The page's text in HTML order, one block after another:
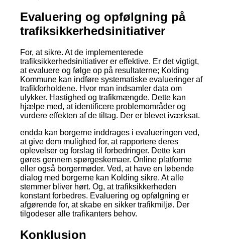
Evaluering og opfølgning på
trafiksikkerhedsinitiativer
For, at sikre. At de implementerede
trafiksikkerhedsinitiativer er effektive. Er det vigtigt,
at evaluere og følge op på resultaterne; Kolding
Kommune kan indføre systematiske evalueringer af
trafikforholdene. Hvor man indsamler data om
ulykker. Hastighed og trafikmængde. Dette kan
hjælpe med, at identificere problemområder og
vurdere effekten af de tiltag. Der er blevet iværksat.
endda kan borgerne inddrages i evalueringen ved,
at give dem mulighed for, at rapportere deres
oplevelser og forslag til forbedringer. Dette kan
gøres gennem spørgeskemaer. Online platforme
eller også borgermøder. Ved, at have en løbende
dialog med borgerne kan Kolding sikre. At alle
stemmer bliver hørt. Og, at trafiksikkerheden
konstant forbedres. Evaluering og opfølgning er
afgørende for, at skabe en sikker trafikmiljø. Der
tilgodeser alle trafikanters behov.
Konklusion